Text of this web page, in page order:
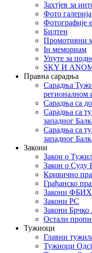
Захтјев за
Фото галерија
Фотографије
Билтен
Промотивни
Iн мемориам
Упуте за
SKY И
Правна сарадња
Сарадња
регионалном
Сарадња са
Сарадња са
западног
Сарадња са
западног
Закони
Закон о
Закон о Суду
Кривично
Грађанско
Закони ФБИХ
Закони РС
Закони Брчко
Остали
Тужиоци
Главни
Тужиоци